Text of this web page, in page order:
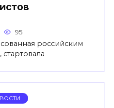
95
российским
стартовала